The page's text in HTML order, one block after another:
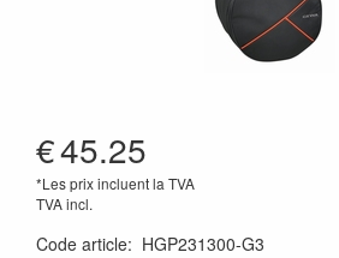
€45.25
*Les prix incluent la TVA
TVA incl.
Code article: HGP231300-G3